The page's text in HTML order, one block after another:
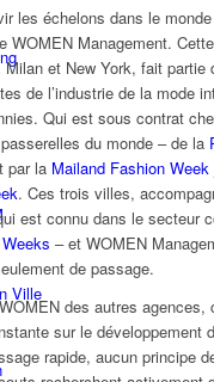
Ville
les échelons dans le
WOMEN Management.
et New York, fait partie
de l’industrie de la mode
Qui est sous contrat
du monde – de la
par la Mailand Fashion Week
. Ces trois villes,
est connu dans le secteur
– et WOMEN
de passage.
des autres agences,
sur le développement
rapide, aucun principe